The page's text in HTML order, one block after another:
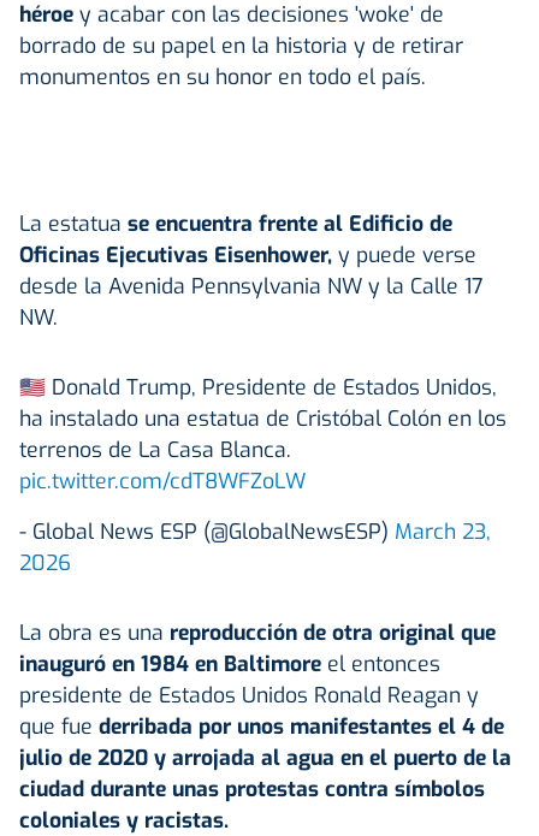
héroe y acabar con las decisiones 'woke' de
borrado de su papel en la historia y de retirar
monumentos en su honor en todo el país.
La estatua se encuentra frente al Edificio de
Oficinas Ejecutivas Eisenhower, y puede verse
desde la Avenida Pennsylvania NW y la Calle 17
NW.
🇺🇸 Donald Trump, Presidente de Estados Unidos,
ha instalado una estatua de Cristóbal Colón en los
terrenos de La Casa Blanca.
pic.twitter.com/cdT8WFZoLW
- Global News ESP (@GlobalNewsESP) March 23,
2026
La obra es una reproducción de otra original que
inauguró en 1984 en Baltimore el entonces
presidente de Estados Unidos Ronald Reagan y
que fue derribada por unos manifestantes el 4 de
julio de 2020 y arrojada al agua en el puerto de la
ciudad durante unas protestas contra símbolos
coloniales y racistas.